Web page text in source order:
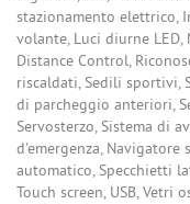
stazionamento elettrico,
volante, Luci diurne
Distance Control,
riscaldati, Sedili sportivi,
di parcheggio anteriori,
Servosterzo, Sistema di
d'emergenza, Navigatore
automatico, Specchietti
Touch screen, USB, Vetri